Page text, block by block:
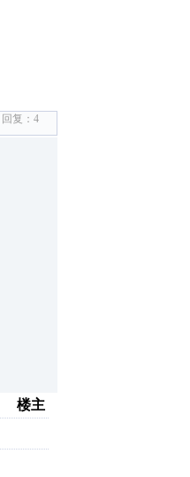
| 回复： 4
楼主